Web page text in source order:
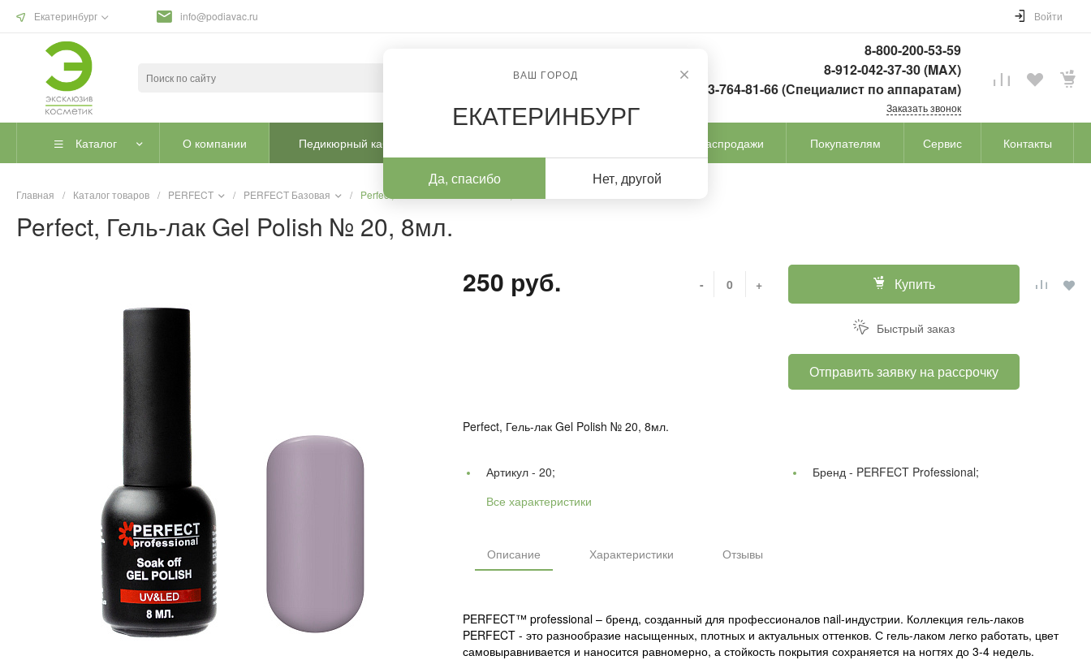
Екатеринбург
ВАШ ГОРОД
ЕКАТЕРИНБУРГ
Да, спасибо Нет, другой
info@podiavac.ru Войти
8-800-200-53-59
8-912-042-37-30 (MAХ)
8-963-764-81-66 (Специалист по аппаратам)
Заказать звонок
Каталог О компании Педикюрный кабинет Распродажи Покупателям Сервис Контакты
Главная / Каталог товаров / PERFECT / PERFECT Базовая / Perfect, Гель-лак Gel Polish № 20, 8мл.
Perfect, Гель-лак Gel Polish № 20, 8мл.
250 руб.
- + Купить
Быстрый заказ
Отправить заявку на рассрочку
Perfect, Гель-лак Gel Polish № 20, 8мл.
Артикул - 20; Бренд - PERFECT Professional;
Все характеристики
Описание Характеристики Отзывы
PERFECT™ professional – бренд, созданный для профессионалов nail-индустрии. Коллекция гель-лаков
PERFECT - это разнообразие насыщенных, плотных и актуальных оттенков. С гель-лаком легко работать, цвет
самовыравнивается и наносится равномерно, а стойкость покрытия сохраняется на ногтях до 3-4 недель.